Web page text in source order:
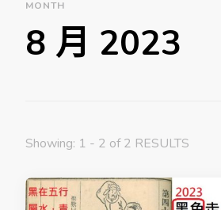
MONTH
8 月 2023
Showing: 1 - 2 of 2 RESULTS